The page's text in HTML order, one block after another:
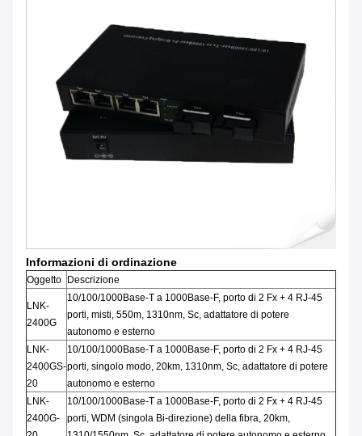
Informazioni di ordinazione
Oggetto Descrizione
LNK-
2400G
10/100/1000Base-T a 1000Base-F, porto di 2 Fx + 4 RJ-45
porti, misti, 550m, 1310nm, Sc, adattatore di potere
autonomo e esterno
LNK-
2400GS-
20
10/100/1000Base-T a 1000Base-F, porto di 2 Fx + 4 RJ-45
porti, singolo modo, 20km, 1310nm, Sc, adattatore di potere
autonomo e esterno
LNK-
2400G-
10/100/1000Base-T a 1000Base-F, porto di 2 Fx + 4 RJ-45
porti, WDM (singola Bi-direzione) della fibra, 20km,